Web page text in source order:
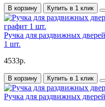
В корзину Купить в 1 клик
Ручка для раздвижных
1 шт.
4533р.
В корзину Купить в 1 клик
Ручка для раздвижных